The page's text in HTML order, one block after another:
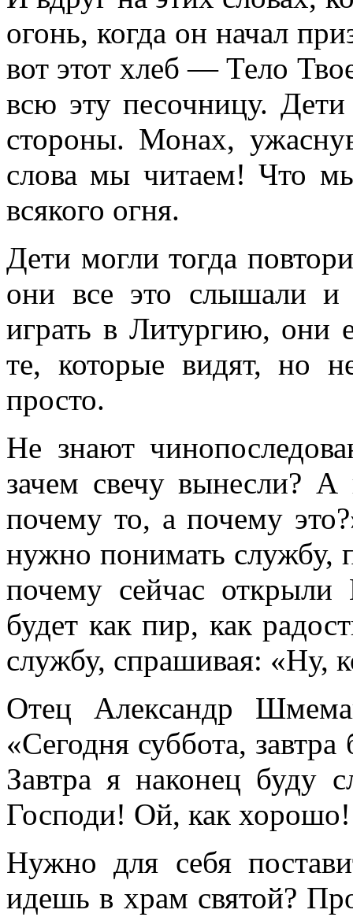
огонь, когда он начал
вот этот хлеб — Тело
всю эту песочницу.
стороны. Монах,
слова мы читаем! Что
всякого огня.
Дети могли тогда
они все это слышали
играть в Литургию, они
те, которые видят, но
просто.
Не знают
зачем свечу вынесли?
почему то, а почему
нужно понимать службу,
почему сейчас открыли
будет как пир, как
службу, спрашивая: «Ну,
Отец Александр
«Сегодня суббота,
Завтра я наконец буду
Господи! Ой, как
Нужно для себя
идешь в храм святой?